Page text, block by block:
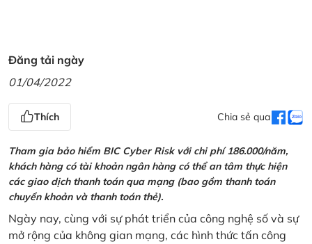
Đăng tải ngày
01/04/2022
Thích Chia sẻ qua
Tham gia bảo hiểm BIC Cyber Risk với chi phí 186.000/năm,
khách hàng có tài khoản ngân hàng có thể an tâm thực hiện
các giao dịch thanh toán qua mạng (bao gồm thanh toán
chuyển khoản và thanh toán thẻ).
Ngày nay, cùng với sự phát triển của công nghệ số và sự
mở rộng của không gian mạng, các hình thức tấn công